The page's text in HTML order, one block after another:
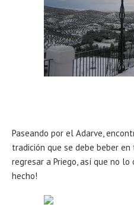
Paseando por el Adarve,
tradición que se debe beber
regresar a Priego, así que no
hecho!